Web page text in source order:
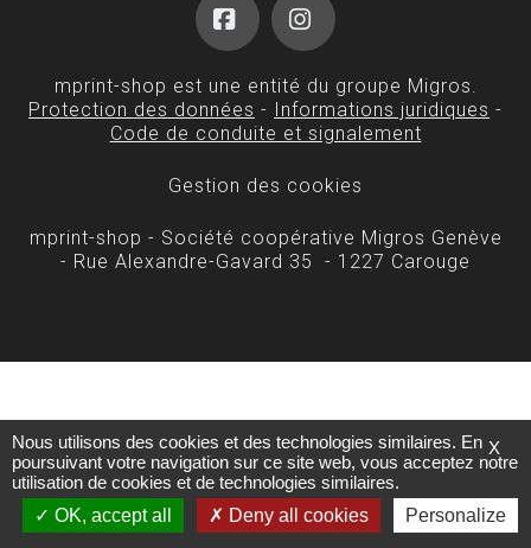
FacebookInstagram
mprint-shop est une entité du groupe Migros.
Protection des données - Informations juridiques -
Code de conduite et signalement
Gestion des cookies
mprint-shop - Société coopérative Migros Genève
- Rue Alexandre-Gavard 35 - 1227 Carouge
X
Nous utilisons des cookies et des technologies similaires. En
poursuivant votre navigation sur ce site web, vous acceptez notre
utilisation de cookies et de technologies similaires.
OK, accept all
Deny all cookies Personalize